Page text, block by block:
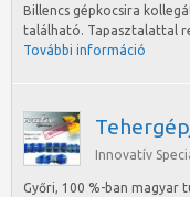
Billencs gépkocsira
található. Tapasztalattal
További információ
Innovatív
Győri, 100 %-ban magyar